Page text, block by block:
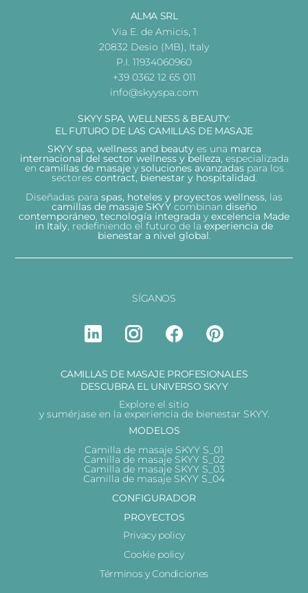
ALMA SRL
Via E. de Amicis, 1
20832 Desio (MB), Italy
P.I. 11934060960
+39 0362 12 65 011
info@skyyspa.com
SKYY SPA, WELLNESS & BEAUTY:
EL FUTURO DE LAS CAMILLAS DE MASAJE
SKYY spa, wellness and beautyes una marca
internacional del sector wellness y belleza, especializada
en camillas de masajey soluciones avanzadaspara los
sectores contract, bienestar y hospitalidad.
Diseñadas para spas, hoteles y proyectos wellness, las
camillas de masaje SKYYcombinan diseño
contemporáneo, tecnología integrada y excelencia Made
in Italy, redefiniendo el futuro de laexperiencia de
bienestar a nivel global.
SÍGANOS
CAMILLAS DE MASAJE PROFESIONALES
DESCUBRA EL UNIVERSO SKYY
Explore el sitio
y sumérjase en la experiencia de bienestar SKYY.
MODELOS
Camilla de masaje SKYY S_01
Camilla de masaje SKYY S_02
Camilla de masaje SKYY S_03
Camilla de masaje SKYY S_04
CONFIGURADOR
PROYECTOS
Privacy policy
Cookie policy
Términos y Condiciones